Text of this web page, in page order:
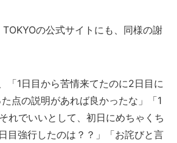
の公式サイトにも、同様の謝
「1日目から苦情来てたのに2日目に
点の説明があれば良かったな」「1
れでいいとして、初日にめちゃくち
目強行したのは？？」「お詫びと言